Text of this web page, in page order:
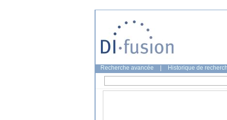
Recherche avancée Historique de